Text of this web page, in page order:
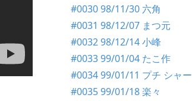
#0030 98/11/30 六角
#0031 98/12/07 まつ元
#0032 98/12/14 小峰
#0033 99/01/04 たこ作
#0034 99/01/11 プチ シャー
#0035 99/01/18 楽々